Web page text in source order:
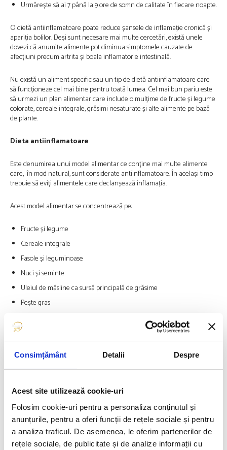
Consimțământ Detalii Despre
Acest site utilizează cookie-uri
Folosim cookie-uri pentru a personaliza conținutul și
anunțurile, pentru a oferi funcții de rețele sociale și pentru
a analiza traficul. De asemenea, le oferim partenerilor de
rețele sociale, de publicitate și de analize informații cu
Urmărește să ai 7 până la 9 ore de somn de calitate în fiecare noapte.
O dietă antiinflamatoare poate reduce șansele de inflamație cronică și
apariția bolilor. Deși sunt necesare mai multe cercetări, există unele
dovezi că anumite alimente pot diminua simptomele cauzate de
afecțiuni precum artrita și boala inflamatorie intestinală.
Nu există un aliment specific sau un tip de dietă antiinflamatoare care
să funcționeze cel mai bine pentru toată lumea. Cel mai bun pariu este
să urmezi un plan alimentar care include o mulțime de fructe și legume
colorate, cereale integrale, grăsimi nesaturate și alte alimente pe bază
de plante.
Dieta antiinflamatoare
Este denumirea unui model alimentar ce conține mai multe alimente
care, în mod natural, sunt considerate antiinflamatoare. În același timp
trebuie să eviți alimentele care declanșează inflamația.
Acest model alimentar se concentrează pe:
Fructe și legume
Cereale integrale
Fasole și leguminoase
Nuci și seminte
Uleiul de măsline ca sursă principală de grăsime
Pește gras
Produse lactate cu conținut mai scăzut de grăsimi
Ierburi și condimente
Și mai puține, spre deloc, următoarele:
Alimente ultraprocesate
Carbohidrați rafinați (cum ar fi pâinea albă sau tortilla cu făină)
Grăsimi trans, hidrogenate sau parțial hidrogenate
Carne procesată ȋn mezeluri